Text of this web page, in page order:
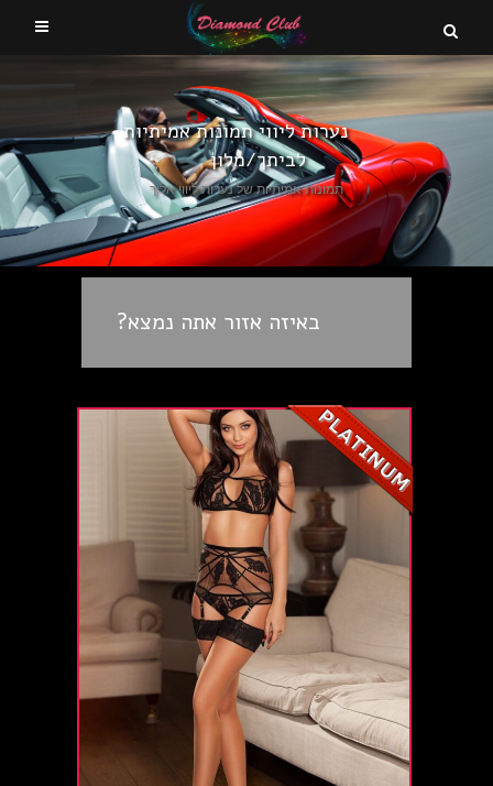
נערות ליווי תמונות אמיתיות
לביתך/מלון
תמונות אמיתיות של נערות ליווי אליך
באיזה אזור אתה נמצא?